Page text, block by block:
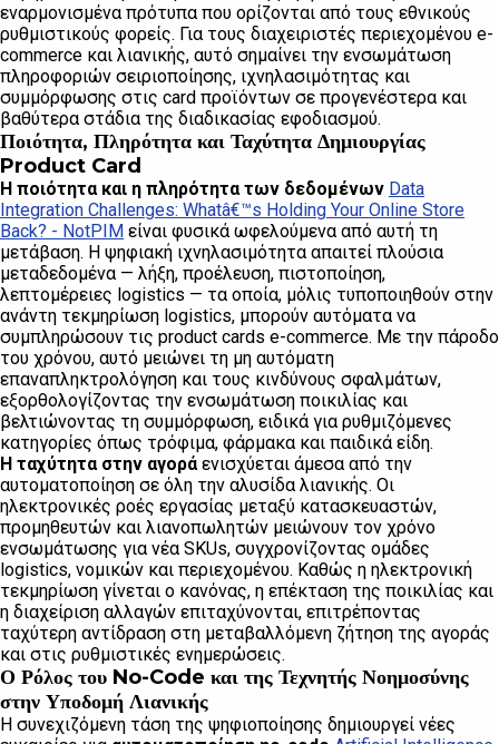
εναρμονισμένα πρότυπα που ορίζονται από τους εθνικούς
ρυθμιστικούς φορείς. Για τους διαχειριστές περιεχομένου e-
commerce και λιανικής, αυτό σημαίνει την ενσωμάτωση
πληροφοριών σειριοποίησης, ιχνηλασιμότητας και
συμμόρφωσης στις card προϊόντων σε προγενέστερα και
βαθύτερα στάδια της διαδικασίας εφοδιασμού.
Ποιότητα, Πληρότητα και Ταχύτητα Δημιουργίας
Product Card
Η ποιότητα και η πληρότητα των δεδομένων Data
Integration Challenges: Whatâ€™s Holding Your Online Store
Back? - NotPIM είναι φυσικά ωφελούμενα από αυτή τη
μετάβαση. Η ψηφιακή ιχνηλασιμότητα απαιτεί πλούσια
μεταδεδομένα — λήξη, προέλευση, πιστοποίηση,
λεπτομέρειες logistics — τα οποία, μόλις τυποποιηθούν στην
ανάντη τεκμηρίωση logistics, μπορούν αυτόματα να
συμπληρώσουν τις product cards e-commerce. Με την πάροδο
του χρόνου, αυτό μειώνει τη μη αυτόματη
επαναπληκτρολόγηση και τους κινδύνους σφαλμάτων,
εξορθολογίζοντας την ενσωμάτωση ποικιλίας και
βελτιώνοντας τη συμμόρφωση, ειδικά για ρυθμιζόμενες
κατηγορίες όπως τρόφιμα, φάρμακα και παιδικά είδη.
Η ταχύτητα στην αγοράενισχύεται άμεσα από την
αυτοματοποίηση σε όλη την αλυσίδα λιανικής. Οι
ηλεκτρονικές ροές εργασίας μεταξύ κατασκευαστών,
προμηθευτών και λιανοπωλητών μειώνουν τον χρόνο
ενσωμάτωσης για νέα SKUs, συγχρονίζοντας ομάδες
logistics, νομικών και περιεχομένου. Καθώς η ηλεκτρονική
τεκμηρίωση γίνεται ο κανόνας, η επέκταση της ποικιλίας και
η διαχείριση αλλαγών επιταχύνονται, επιτρέποντας
ταχύτερη αντίδραση στη μεταβαλλόμενη ζήτηση της αγοράς
και στις ρυθμιστικές ενημερώσεις.
Ο Ρόλος του No-Code και της Τεχνητής Νοημοσύνης
στην Υποδομή Λιανικής
Η συνεχιζόμενη τάση της ψηφιοποίησης δημιουργεί νέες